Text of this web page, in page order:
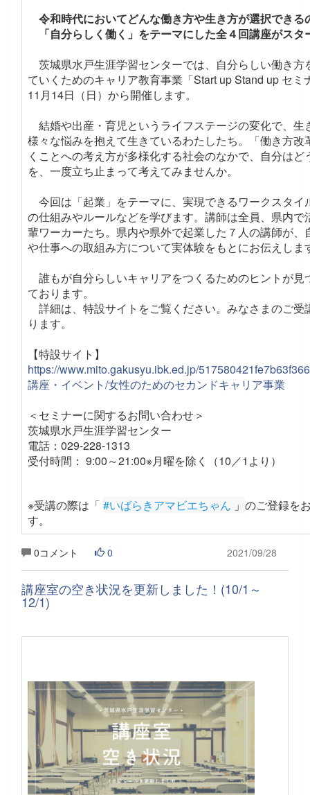
令和時代においてどんな働き方や生き方が選択できる
「自分らしく働く」をテーマにした全４回講座がスタ
茨城県水戸生涯学習センターでは、自分らしい働き方
ていくためのキャリア教育事業「Start up Stand up セミ
11月14日（日）から開催します。
結婚や出産・育児というライフステージの変化で、生
様々な悩みを抱えて生きているわたしたち。「働き方改
くことへの考え方が多様化する社会のなかで、自分はど
を、一度立ち止まって考えてみませんか。
今回は「起業」をテーマに、実現できるワークスタイ
の仕組みやルールなどを学びます。講師は全員、県内で
輩ワーカーたち。県内や県外で起業した７人の講師が、
や仕事への取組み方について実体験をもとにお伝えしま
誰もが自分らしいキャリアをつくるためのヒントが見
ております。
詳細は、特設サイトをご覧ください。みなさまのご受
ります。
【特設サイト】
https://www.mito.gakusyu.ibk.ed.jp/
講座・イベント/女性のためのセカンドキャリア事業
＜セミナーに関するお問い合わせ＞
茨城県水戸生涯学習センター
電話：029-228-1313
受付時間： 9:00～21:00※月曜を除く（10／1より）
※受講の際は「 #いばらきアマビエちゃん 」 のご登録を
す。
0コメント 0 2021/09/28
講座室の空き状況を更新しました！(10/1～
12/1)